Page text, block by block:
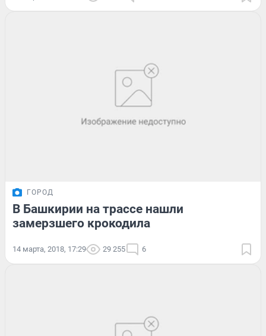
ГОРОД
В Башкирии на трассе нашли
замерзшего крокодила
14 марта, 2018, 17:29 29 255 6